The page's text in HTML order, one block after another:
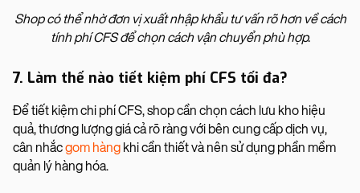
Shop có thể nhờ đơn vị xuất nhập khẩu tư vấn rõ hơn về cách
tính phí CFS để chọn cách vận chuyển phù hợp.
7. Làm thế nào tiết kiệm phí CFS tối đa?
Để tiết kiệm chi phí CFS, shop cần chọn cách lưu kho hiệu
quả, thương lượng giá cả rõ ràng với bên cung cấp dịch vụ,
cân nhắcgom hàng khi cần thiết và nên sử dụng phần mềm
quản lý hàng hóa.